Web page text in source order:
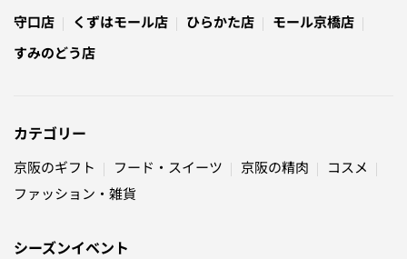
守口店 くずはモール店 ひらかた店
モール京橋店
すみのどう店
カテゴリー
京阪のギフト フード・スイーツ 京阪の精肉
コスメ
ファッション・雑貨
シーズンイベント